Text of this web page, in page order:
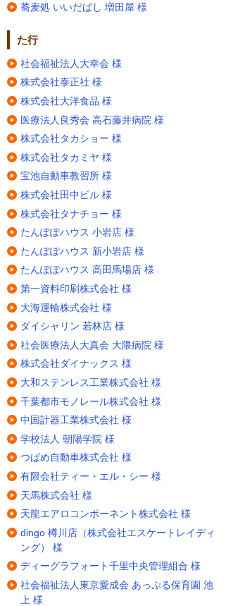
蕎麦処 いいだばし 増田屋 様
た行
社会福祉法人大幸会 様
株式会社泰正社 様
株式会社大洋食品 様
医療法人良秀会 高石藤井病院 様
株式会社タカショー 様
株式会社タカミヤ 様
宝池自動車教習所 様
株式会社田中ビル 様
株式会社タナチョー 様
たんぽぽハウス 小岩店 様
たんぽぽハウス 新小岩店 様
たんぽぽハウス 高田馬場店 様
第一資料印刷株式会社 様
大海運輸株式会社 様
ダイシャリン 若林店 様
社会医療法人大真会 大隈病院 様
株式会社ダイナックス 様
大和ステンレス工業株式会社 様
千葉都市モノレール株式会社 様
中国計器工業株式会社 様
学校法人 朝陽学院 様
つばめ自動車株式会社 様
有限会社ティー・エル・シー 様
天馬株式会社 様
天龍エアロコンポーネント株式会社 様
dingo 樽川店（株式会社エスケートレイディ
ング） 様
ディーグラフォート千里中央管理組合 様
社会福祉法人東京愛成会 あっぷる保育園 池
上 様